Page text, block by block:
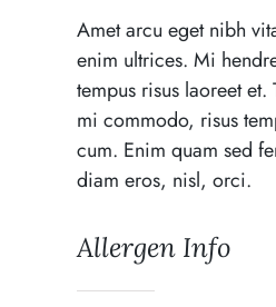
Amet arcu eget nibh
enim ultrices. Mi
tempus risus laoreet et.
mi commodo, risus
cum. Enim quam sed
diam eros, nisl, orci.
Allergen Info